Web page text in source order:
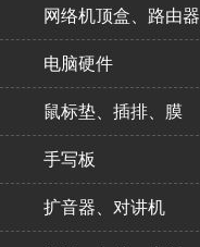
网络机顶盒、路由器
电脑硬件
鼠标垫、插排、膜
手写板
扩音器、对讲机